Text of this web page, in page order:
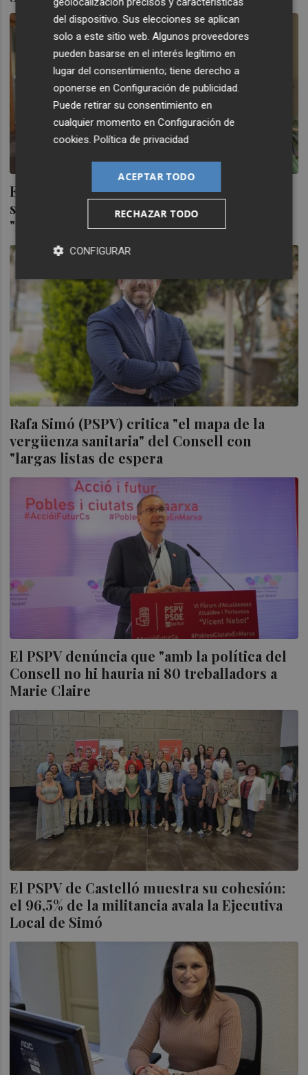
El PSPV acusa a Mazón de "desmantelar"
servicios públicos con el modelo de
"impuestos cero a ricos
Rafa Simó (PSPV) critica "el mapa de la
vergüenza sanitaria" del Consell con
"largas listas de espera
El PSPV denúncia que "amb la política del
Consell no hi hauria ni 80 treballadors a
Marie Claire
El PSPV de Castelló muestra su cohesión:
el 96,5% de la militancia avala la Ejecutiva
Local de Simó
del dispositivo. Sus elecciones se aplican
solo a este sitio web. Algunos proveedores
pueden basarse en el interés legítimo en
lugar del consentimiento; tiene derecho a
oponerse enConfiguración de publicidad.
Puede retirar su consentimiento en
cualquier momento enConfiguración de
cookies.Política de privacidad
ACEPTAR TODO
RECHAZAR TODO
CONFIGURAR